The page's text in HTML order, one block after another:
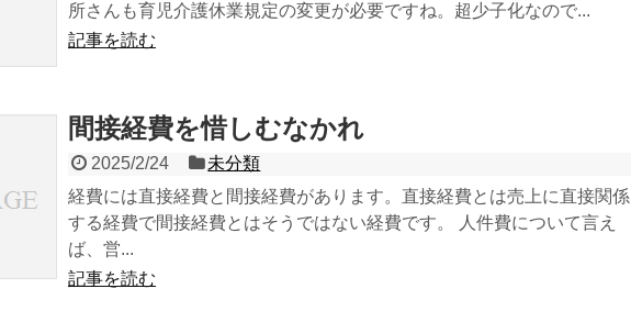
所さんも育児介護休業規定の変更が必要ですね。超少子化なので...
記事を読む
間接経費を惜しむなかれ
2025/2/24
未分類
経費には直接経費と間接経費があります。直接経費とは売上に直接関係
する経費で間接経費とはそうではない経費です。 人件費について言え
ば、営...
記事を読む